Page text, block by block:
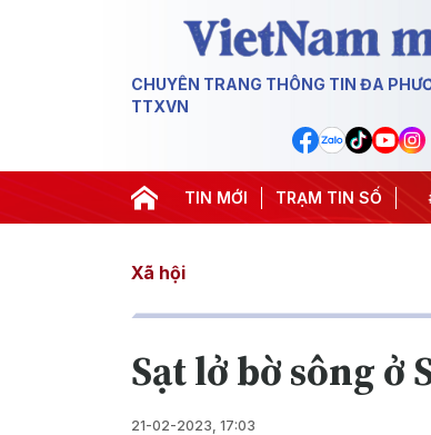
CHUYÊN TRANG THÔNG TIN ĐA
TTXVN
TIN MỚI TRẠM TIN SỐ
dịch 500 ngày đêm #Chống khai thác IUU
Xã hội
Sạt lở bờ sông ở
21-02-2023, 17:03